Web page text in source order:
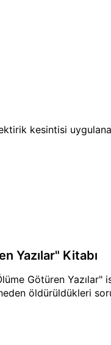
kesintisi
Yazılar" Kitabı
Götüren Yazılar"
öldürüldükleri